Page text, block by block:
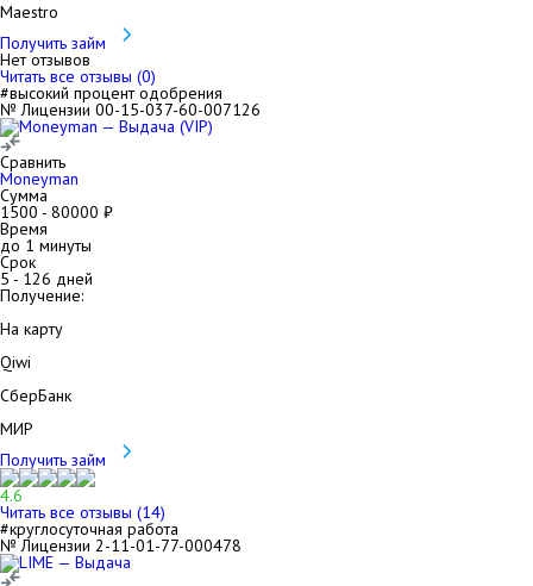
Maestro
Получить займ
Нет отзывов
Читать все отзывы (0)
#высокий процент одобрения
№ Лицензии 00-15-037-60-007126
Сравнить
Moneyman
Сумма
1500 - 80000 ₽
Время
до 1 минуты
Срок
5- 126 дней
Получение:
На карту
Qiwi
СберБанк
МИР
Получить займ
4.6
Читать все отзывы (14)
#круглосуточная работа
№ Лицензии 2-11-01-77-000478